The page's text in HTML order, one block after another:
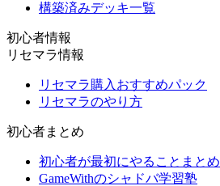
構築済みデッキ一覧
初心者情報
リセマラ情報
リセマラ購入おすすめパック
リセマラのやり方
初心者まとめ
初心者が最初にやることまとめ
GameWithのシャドバ学習塾